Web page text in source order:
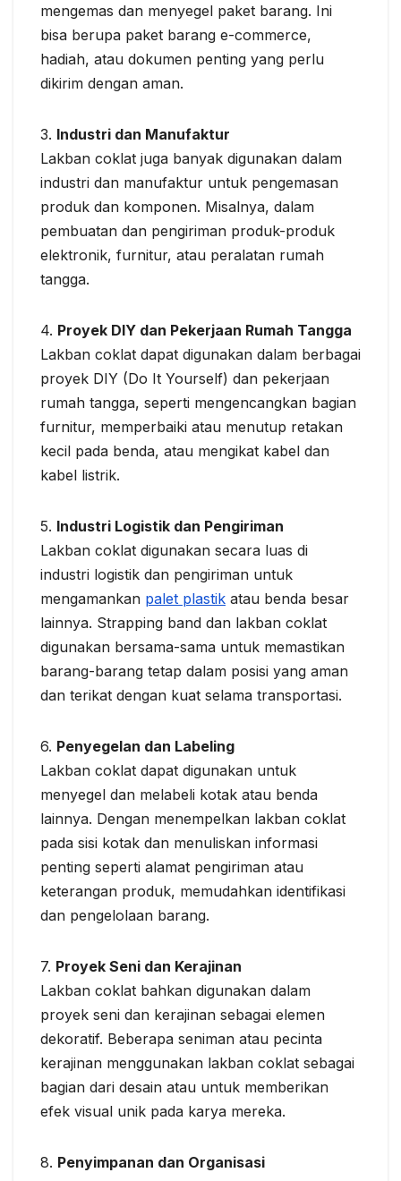
mengemas dan menyegel paket barang. Ini
bisa berupa paket barang e-commerce,
hadiah, atau dokumen penting yang perlu
dikirim dengan aman.
3. Industri dan Manufaktur
Lakban coklat juga banyak digunakan dalam
industri dan manufaktur untuk pengemasan
produk dan komponen. Misalnya, dalam
pembuatan dan pengiriman produk-produk
elektronik, furnitur, atau peralatan rumah
tangga.
4. Proyek DIY dan Pekerjaan Rumah Tangga
Lakban coklat dapat digunakan dalam berbagai
proyek DIY (Do It Yourself) dan pekerjaan
rumah tangga, seperti mengencangkan bagian
furnitur, memperbaiki atau menutup retakan
kecil pada benda, atau mengikat kabel dan
kabel listrik.
5. Industri Logistik dan Pengiriman
Lakban coklat digunakan secara luas di
industri logistik dan pengiriman untuk
mengamankan palet plastik atau benda besar
lainnya. Strapping band dan lakban coklat
digunakan bersama-sama untuk memastikan
barang-barang tetap dalam posisi yang aman
dan terikat dengan kuat selama transportasi.
6. Penyegelan dan Labeling
Lakban coklat dapat digunakan untuk
menyegel dan melabeli kotak atau benda
lainnya. Dengan menempelkan lakban coklat
pada sisi kotak dan menuliskan informasi
penting seperti alamat pengiriman atau
keterangan produk, memudahkan identifikasi
dan pengelolaan barang.
7. Proyek Seni dan Kerajinan
Lakban coklat bahkan digunakan dalam
proyek seni dan kerajinan sebagai elemen
dekoratif. Beberapa seniman atau pecinta
kerajinan menggunakan lakban coklat sebagai
bagian dari desain atau untuk memberikan
efek visual unik pada karya mereka.
8. Penyimpanan dan Organisasi